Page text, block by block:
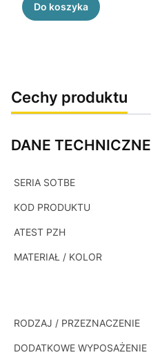
Do koszyka
Cechy produktu
DANE TECHNICZNE
SERIA SOTBE
KOD PRODUKTU
ATEST PZH
MATERIAŁ / KOLOR
RODZAJ / PRZEZNACZENIE
DODATKOWE WYPOSAŻENIE